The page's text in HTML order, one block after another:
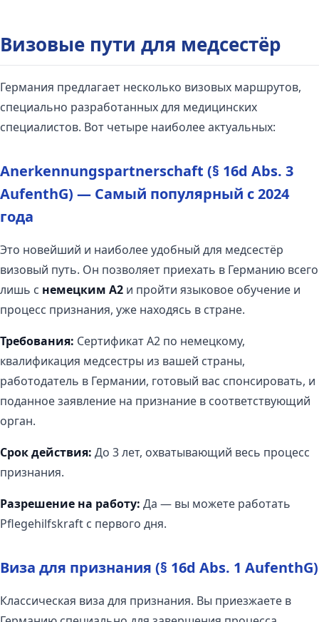
Визовые пути для медсестёр
Германия предлагает несколько визовых маршрутов,
специально разработанных для медицинских
специалистов. Вот четыре наиболее актуальных:
Anerkennungspartnerschaft (§ 16d Abs. 3
AufenthG) — Самый популярный с 2024
года
Это новейший и наиболее удобный для медсестёр
визовый путь. Он позволяет приехать в Германию всего
лишь с немецким A2 и пройти языковое обучение и
процесс признания, уже находясь в стране.
Требования: Сертификат A2 по немецкому,
квалификация медсестры из вашей страны,
работодатель в Германии, готовый вас спонсировать, и
поданное заявление на признание в соответствующий
орган.
Срок действия: До 3 лет, охватывающий весь процесс
признания.
Разрешение на работу: Да — вы можете работать
Pflegehilfskraft с первого дня.
Виза для признания (§ 16d Abs. 1 AufenthG)
Классическая виза для признания. Вы приезжаете в